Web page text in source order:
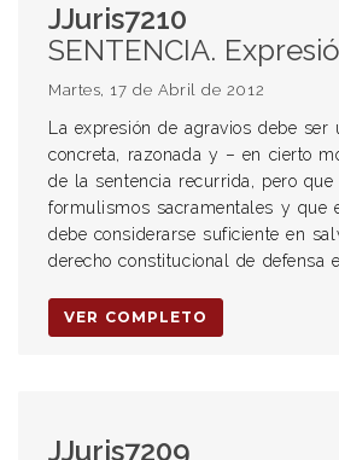
JJuris7210
SENTENCIA. Expresión de agravios. Alcance. Responsabilidad objetiva. Art. 1113, párrafo 2°, último supuesto del Código Civil. Cosas riesgosas. Luces
Martes, 17 de Abril de 2012
La expresión de agravios debe ser
concreta, razonada y – en cierto
de la sentencia recurrida, pero
formulismos sacramentales y que
debe considerarse suficiente en
derecho constitucional de defensa
VER COMPLETO
JJuris7209